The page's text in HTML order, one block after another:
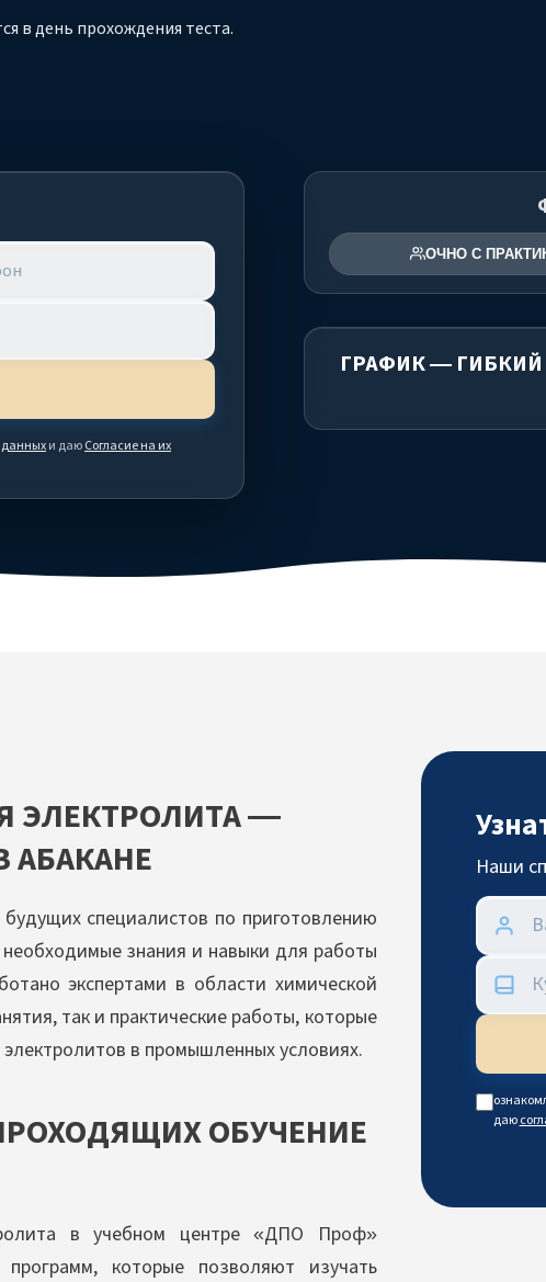
в день прохождения теста.
данныхи даюСогласие на их
ОЧНО С
ГРАФИК — ГИБКИЙ
ЭЛЕКТРОЛИТА —
АБАКАНЕ
специалистов по приготовлению
знания и навыки для работы
экспертами в области химической
так и практические работы, которые
в промышленных условиях.
ОБУЧЕНИЕ
в учебном центре «ДПО Проф»
которые позволяют изучать
Наши
даю